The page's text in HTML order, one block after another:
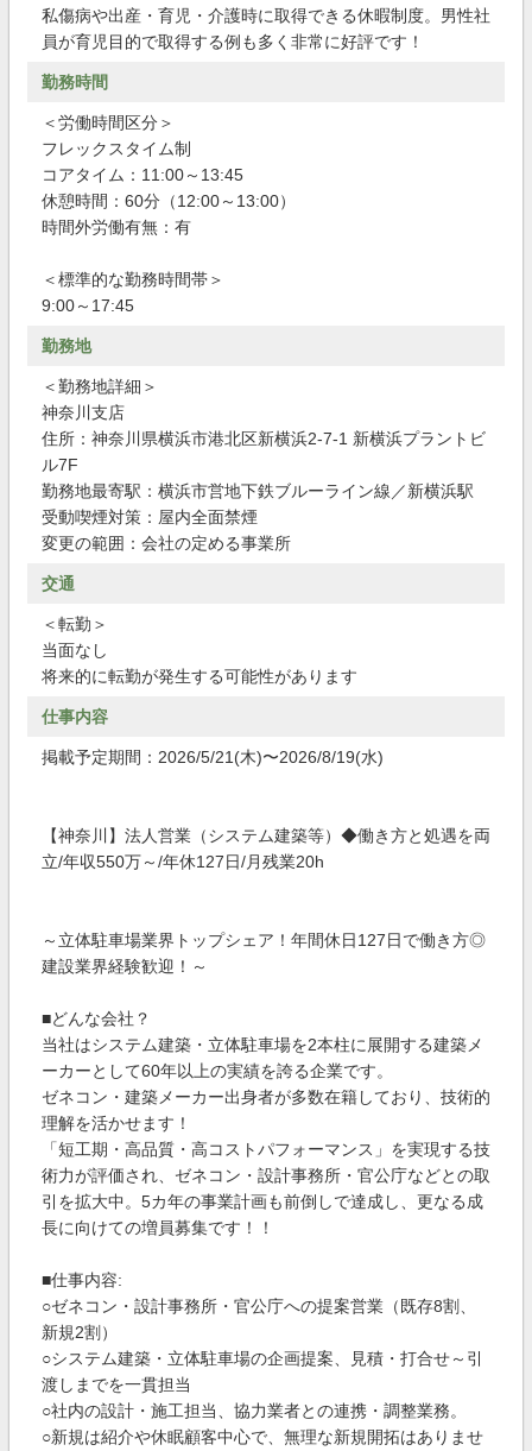
私傷病や出産・育児・介護時に取得できる休暇制度。男性社
員が育児目的で取得する例も多く非常に好評です！
勤務時間
＜労働時間区分＞
フレックスタイム制
コアタイム：11:00～13:45
休憩時間：60分（12:00～13:00）
時間外労働有無：有
＜標準的な勤務時間帯＞
9:00～17:45
勤務地
＜勤務地詳細＞
神奈川支店
住所：神奈川県横浜市港北区新横浜2-7-1 新横浜プラントビ
ル7F
勤務地最寄駅：横浜市営地下鉄ブルーライン線／新横浜駅
受動喫煙対策：屋内全面禁煙
変更の範囲：会社の定める事業所
交通
＜転勤＞
当面なし
将来的に転勤が発生する可能性があります
仕事内容
掲載予定期間：2026/5/21(木)〜2026/8/19(水)
【神奈川】法人営業（システム建築等）◆働き方と処遇を両
立/年収550万～/年休127日/月残業20h
～立体駐車場業界トップシェア！年間休日127日で働き方◎
建設業界経験歓迎！～
■どんな会社？
当社はシステム建築・立体駐車場を2本柱に展開する建築メ
ーカーとして60年以上の実績を誇る企業です。
ゼネコン・建築メーカー出身者が多数在籍しており、技術的
理解を活かせます！
「短工期・高品質・高コストパフォーマンス」を実現する技
術力が評価され、ゼネコン・設計事務所・官公庁などとの取
引を拡大中。5カ年の事業計画も前倒しで達成し、更なる成
長に向けての増員募集です！！
■仕事内容:
○ゼネコン・設計事務所・官公庁への提案営業（既存8割、
新規2割）
○システム建築・立体駐車場の企画提案、見積・打合せ～引
渡しまでを一貫担当
○社内の設計・施工担当、協力業者との連携・調整業務。
○新規は紹介や休眠顧客中心で、無理な新規開拓はありませ